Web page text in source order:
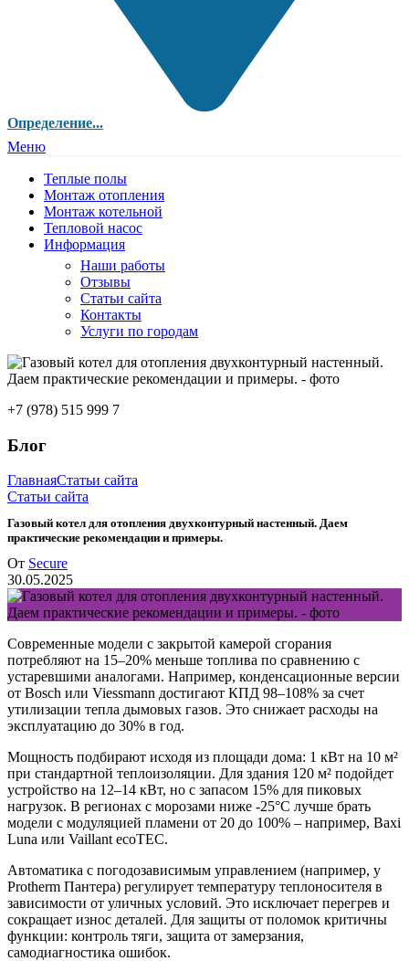
Определение...
Меню
Теплые полы
Монтаж отопления
Монтаж котельной
Тепловой насос
Информация
Наши работы
Отзывы
Статьи сайта
Контакты
Услуги по городам
+7 (978) 515 999 7
Блог
ГлавнаяСтатьи сайта
Статьи сайта
Газовый котел для отопления двухконтурный настенный. Даем
практические рекомендации и примеры.
От Secure
30.05.2025
Современные модели с закрытой камерой сгорания
потребляют на 15–20% меньше топлива по сравнению с
устаревшими аналогами. Например, конденсационные версии
от Bosch или Viessmann достигают КПД 98–108% за счет
утилизации тепла дымовых газов. Это снижает расходы на
эксплуатацию до 30% в год.
Мощность подбирают исходя из площади дома: 1 кВт на 10 м²
при стандартной теплоизоляции. Для здания 120 м² подойдет
устройство на 12–14 кВт, но с запасом 15% для пиковых
нагрузок. В регионах с морозами ниже -25°C лучше брать
модели с модуляцией пламени от 20 до 100% – например, Baxi
Luna или Vaillant ecoTEC.
Автоматика с погодозависимым управлением (например, у
Protherm Пантера) регулирует температуру теплоносителя в
зависимости от уличных условий. Это исключает перегрев и
сокращает износ деталей. Для защиты от поломок критичны
функции: контроль тяги, защита от замерзания,
самодиагностика ошибок.